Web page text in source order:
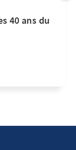
40 ans du